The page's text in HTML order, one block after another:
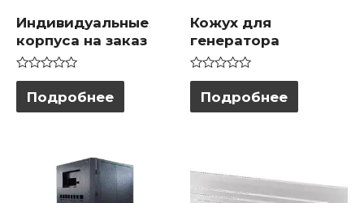
Индивидуальные
корпуса на заказ
Оценка
5
Подробнее
Кожух для
генератора
Оценка
5
Подробнее